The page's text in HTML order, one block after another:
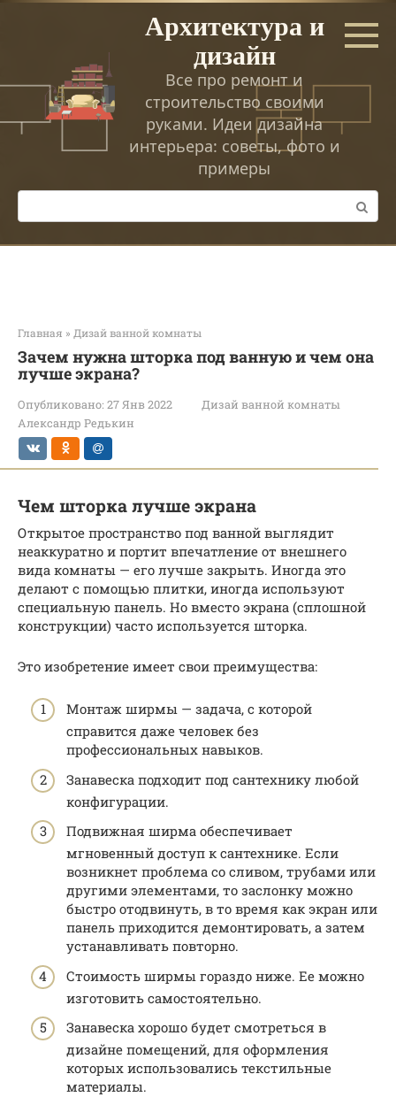
Перейти
Архитектура и
дизайн
Все про ремонт и
строительство своими
руками. Идеи дизайна
интерьера: советы, фото и
примеры
Поиск:
Главная » Дизай ванной комнаты
Зачем нужна шторка под ванную и чем она
лучше экрана?
Опубликовано: 27 Янв 2022
Дизай ванной комнаты
Александр Редькин
Чем шторка лучше экрана
Открытое пространство под ванной выглядит
неаккуратно и портит впечатление от внешнего
вида комнаты — его лучше закрыть. Иногда это
делают с помощью плитки, иногда используют
специальную панель. Но вместо экрана (сплошной
конструкции) часто используется шторка.
Это изобретение имеет свои преимущества:
Монтаж ширмы — задача, с которой
справится даже человек без
профессиональных навыков.
Занавеска подходит под сантехнику любой
конфигурации.
Подвижная ширма обеспечивает
мгновенный доступ к сантехнике. Если
возникнет проблема со сливом, трубами или
другими элементами, то заслонку можно
быстро отодвинуть, в то время как экран или
панель приходится демонтировать, а затем
устанавливать повторно.
Стоимость ширмы гораздо ниже. Ее можно
изготовить самостоятельно.
Занавеска хорошо будет смотреться в
дизайне помещений, для оформления
которых использовались текстильные
материалы.